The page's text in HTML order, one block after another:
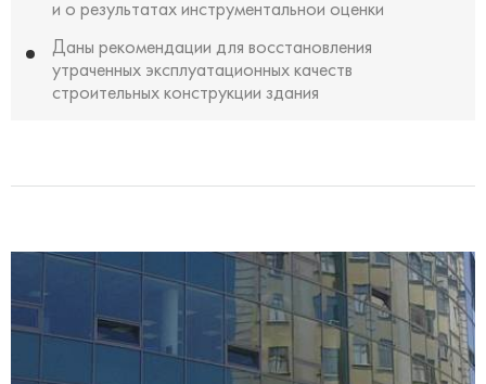
и о результатах инструментальнои оценки
Даны рекомендации для восстановления
утраченных эксплуатационных качеств
строительных конструкции здания